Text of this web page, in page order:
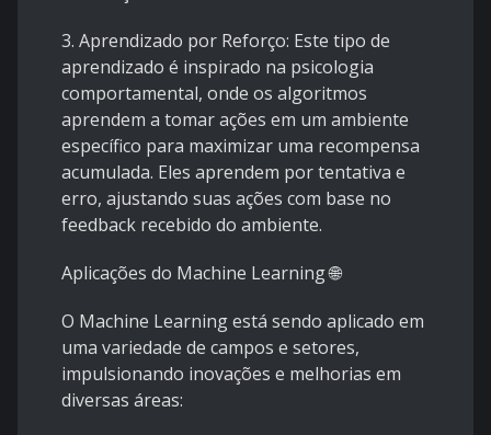
3. Aprendizado por Reforço: Este tipo de
aprendizado é inspirado na psicologia
comportamental, onde os algoritmos
aprendem a tomar ações em um ambiente
específico para maximizar uma recompensa
acumulada. Eles aprendem por tentativa e
erro, ajustando suas ações com base no
feedback recebido do ambiente.
Aplicações do Machine Learning 🌐
O Machine Learning está sendo aplicado em
uma variedade de campos e setores,
impulsionando inovações e melhorias em
diversas áreas: